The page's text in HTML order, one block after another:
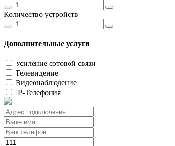
Количество устройств
Дополнительные услуги
Усиление сотовой связи
Телевидение
Видеонаблюдение
IP-Телефония